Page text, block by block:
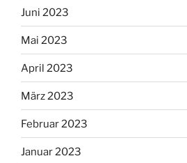
Juni 2023
Mai 2023
April 2023
März 2023
Februar 2023
Januar 2023